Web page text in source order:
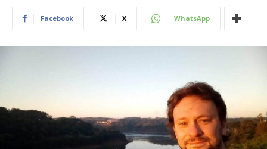
Facebook X WhatsApp